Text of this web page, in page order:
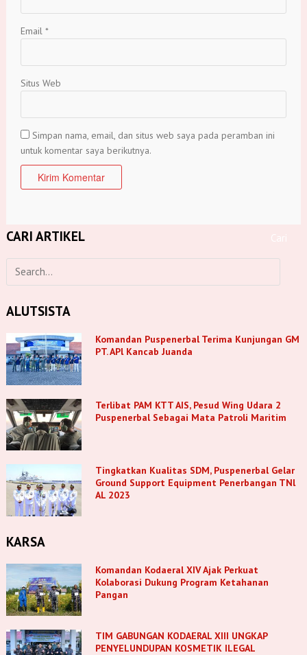
Email *
Situs Web
Simpan nama, email, dan situs web saya pada peramban ini
untuk komentar saya berikutnya.
CARI ARTIKEL
ALUTSISTA
Komandan Puspenerbal Terima Kunjungan GM
PT. APl Kancab Juanda
Terlibat PAM KTT AIS, Pesud Wing Udara 2
Puspenerbal Sebagai Mata Patroli Maritim
Tingkatkan Kualitas SDM, Puspenerbal Gelar
Ground Support Equipment Penerbangan TNl
AL 2023
KARSA
Komandan Kodaeral XIV Ajak Perkuat
Kolaborasi Dukung Program Ketahanan
Pangan
TIM GABUNGAN KODAERAL XIII UNGKAP
PENYELUNDUPAN KOSMETIK ILEGAL